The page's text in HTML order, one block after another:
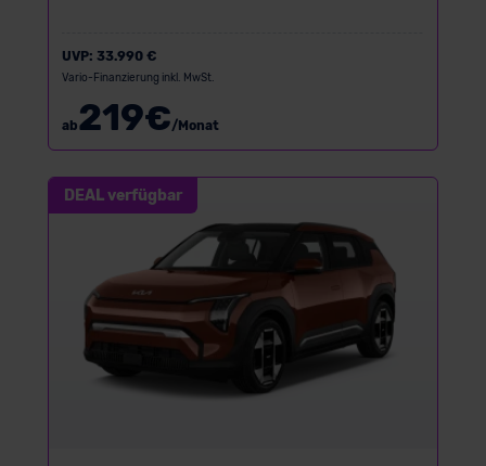
UVP: 33.990 €
Vario-Finanzierung inkl. MwSt.
ab219€/Monat
DEAL verfügbar